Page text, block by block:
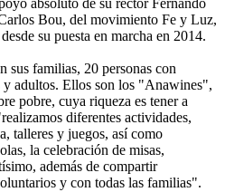
absoluto de su rector Fernando
Bou, del movimiento Fe y Luz,
su puesta en marcha en 2014.
sus familias, 20 personas con
y adultos. Ellos son los "Anawines",
pobre, cuya riqueza es tener a
diferentes actividades,
talleres y juegos, así como
la celebración de misas,
además de compartir
y con todas las familias".